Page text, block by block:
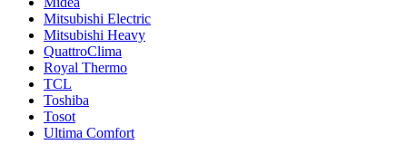
Mitsubishi Electric
Mitsubishi Heavy
QuattroClima
Royal Thermo
TCL
Toshiba
Tosot
Ultima Comfort